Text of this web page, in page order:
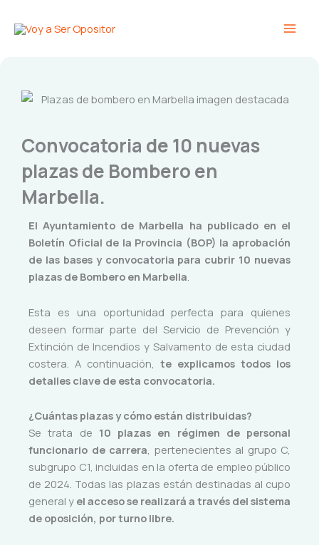
Convocatoria de 10 nuevas
plazas de Bombero en
Marbella.
El Ayuntamiento de Marbella ha publicado en el
Boletín Oficial de la Provincia (BOP) la aprobación
de las bases y convocatoria para cubrir 10 nuevas
plazas de Bombero en Marbella.
Esta es una oportunidad perfecta para quienes
deseen formar parte del Servicio de Prevención y
Extinción de Incendios y Salvamento de esta ciudad
costera. A continuación, te explicamos todos los
detalles clave de esta convocatoria.
¿Cuántas plazas y cómo están distribuidas?
Se trata de 10 plazas en régimen de personal
funcionario de carrera, pertenecientes al grupo C,
subgrupo C1, incluidas en la oferta de empleo público
de 2024. Todas las plazas están destinadas al cupo
general y el acceso se realizará a través del sistema
de oposición, por turno libre.